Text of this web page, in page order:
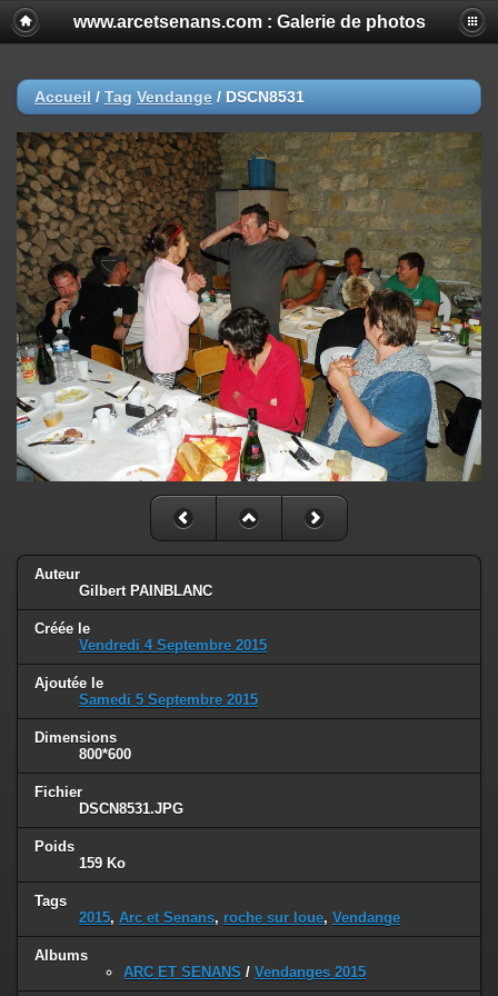
www.arcetsenans.com : Galerie de photos
Accueil / Tag Vendange / DSCN8531
Auteur
Gilbert PAINBLANC
Créée le
Vendredi 4 Septembre 2015
Ajoutée le
Samedi 5 Septembre 2015
Dimensions
800*600
Fichier
DSCN8531.JPG
Poids
159 Ko
Tags
2015, Arc et Senans, roche sur loue, Vendange
Albums
ARC ET SENANS / Vendanges 2015